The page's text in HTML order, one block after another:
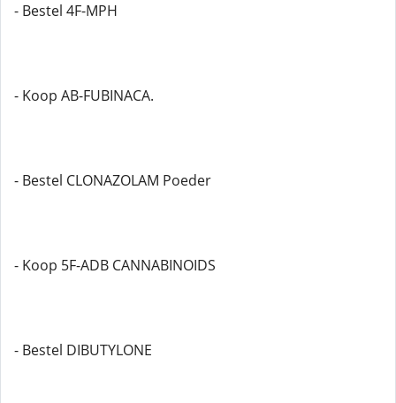
- Bestel 4F-MPH
- Koop AB-FUBINACA.
- Bestel CLONAZOLAM Poeder
- Koop 5F-ADB CANNABINOIDS
- Bestel DIBUTYLONE